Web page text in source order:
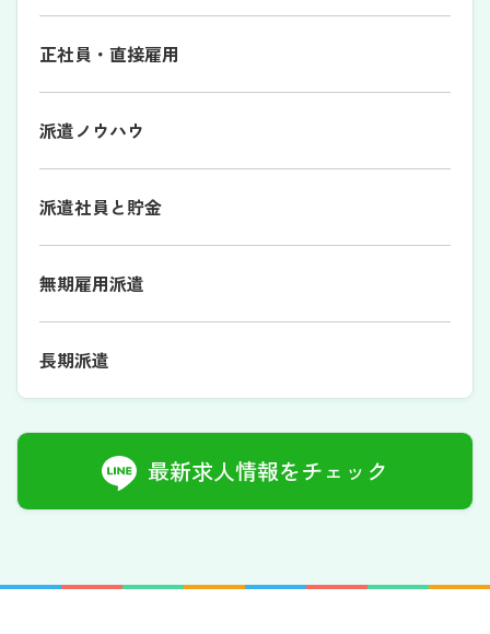
正社員・直接雇用
派遣ノウハウ
派遣社員と貯金
無期雇用派遣
長期派遣
最新求人情報をチェック